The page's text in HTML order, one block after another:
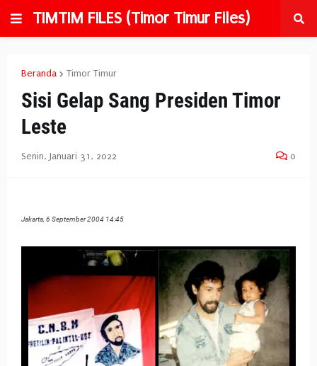
TIMTIM FILES (Timor Timur Files)
Beranda Timor Timur
Sisi Gelap Sang Presiden Timor
Leste
Senin, Januari 31, 2022 0
Jakarta, 6 September 2004 14:45